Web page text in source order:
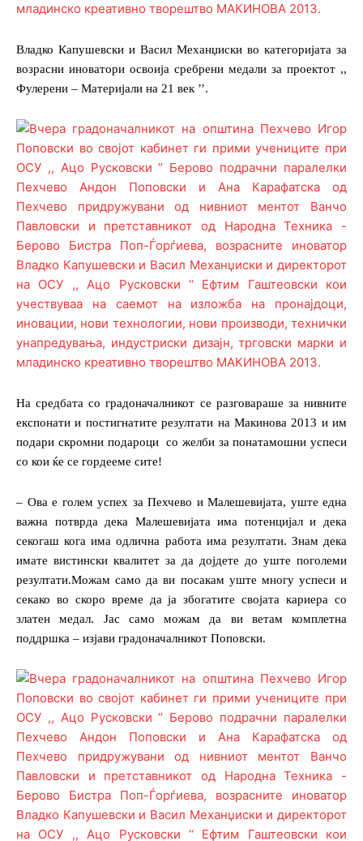
Владко Капушевски и Васил Механџиски во категоријата за
возрасни иноватори освоија сребрени медали за проектот ,,
Фулерени – Материјали на 21 век ’’.
На средбата со градоначалникот се разговараше за нивните
експонати и постигнатите резултати на Макинова 2013 и им
подари скромни подароци со желби за понатамошни успеси
со кои ќе се гордееме сите!
– Ова е голем успех за Пехчево и Малешевијата, уште една
важна потврда дека Малешевијата има потенцијал и дека
секогаш кога има одлична работа има резултати. Знам дека
имате вистински квалитет за да дојдете до уште поголеми
резултати.Можам само да ви посакам уште многу успеси и
секако во скоро време да ја збогатите својата кариера со
златен медал. Јас само можам да ви ветам комплетна
поддршка – изјави градоначалникот Поповски.